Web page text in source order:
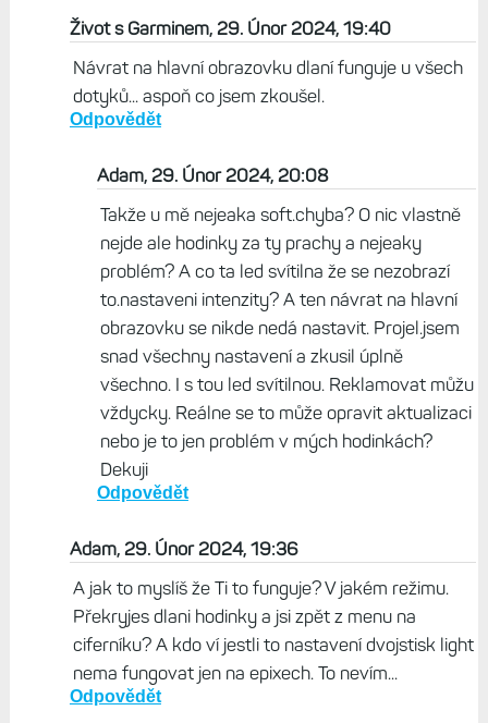
v6ak, 29. Únor 2024, 17:33
Svítilna – pokud ji zapnu (na Fenix 7S Pro) dvojstiskem
tlačítka Light, taky se mi nic nezobrazí. V nastavení
jsem si nastavil klávesovou zkratku pro svítilnu, a pak
to mohu nastavit. Gesto překrytí rukou – o tom jsem
jen při zapnutém dotyku.
Život s Garminem, 29. Únor 2024, 19:40
Návrat na hlavní obrazovku dlaní funguje u všech
dotyků... aspoň co jsem zkoušel.